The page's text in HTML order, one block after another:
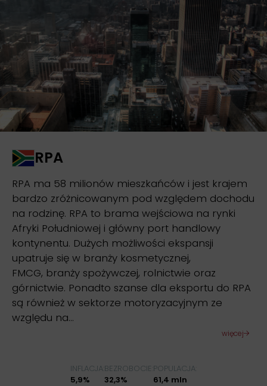
RPA
RPA ma 58 milionów mieszkańców i jest krajem
bardzo zróżnicowanym pod względem dochodu
na rodzinę. RPA to brama wejściowa na rynki
Afryki Południowej i główny port handlowy
kontynentu. Dużych możliwości ekspansji
upatruje się w branży kosmetycznej,
FMCG, branży spożywczej, rolnictwie oraz
górnictwie. Ponadto szanse dla eksportu do RPA
są również w sektorze motoryzacyjnym ze
względu na…
więcej
INFLACJA:
5,9%
BEZROBOCIE:
32,3%
POPULACJA:
61,4 mln